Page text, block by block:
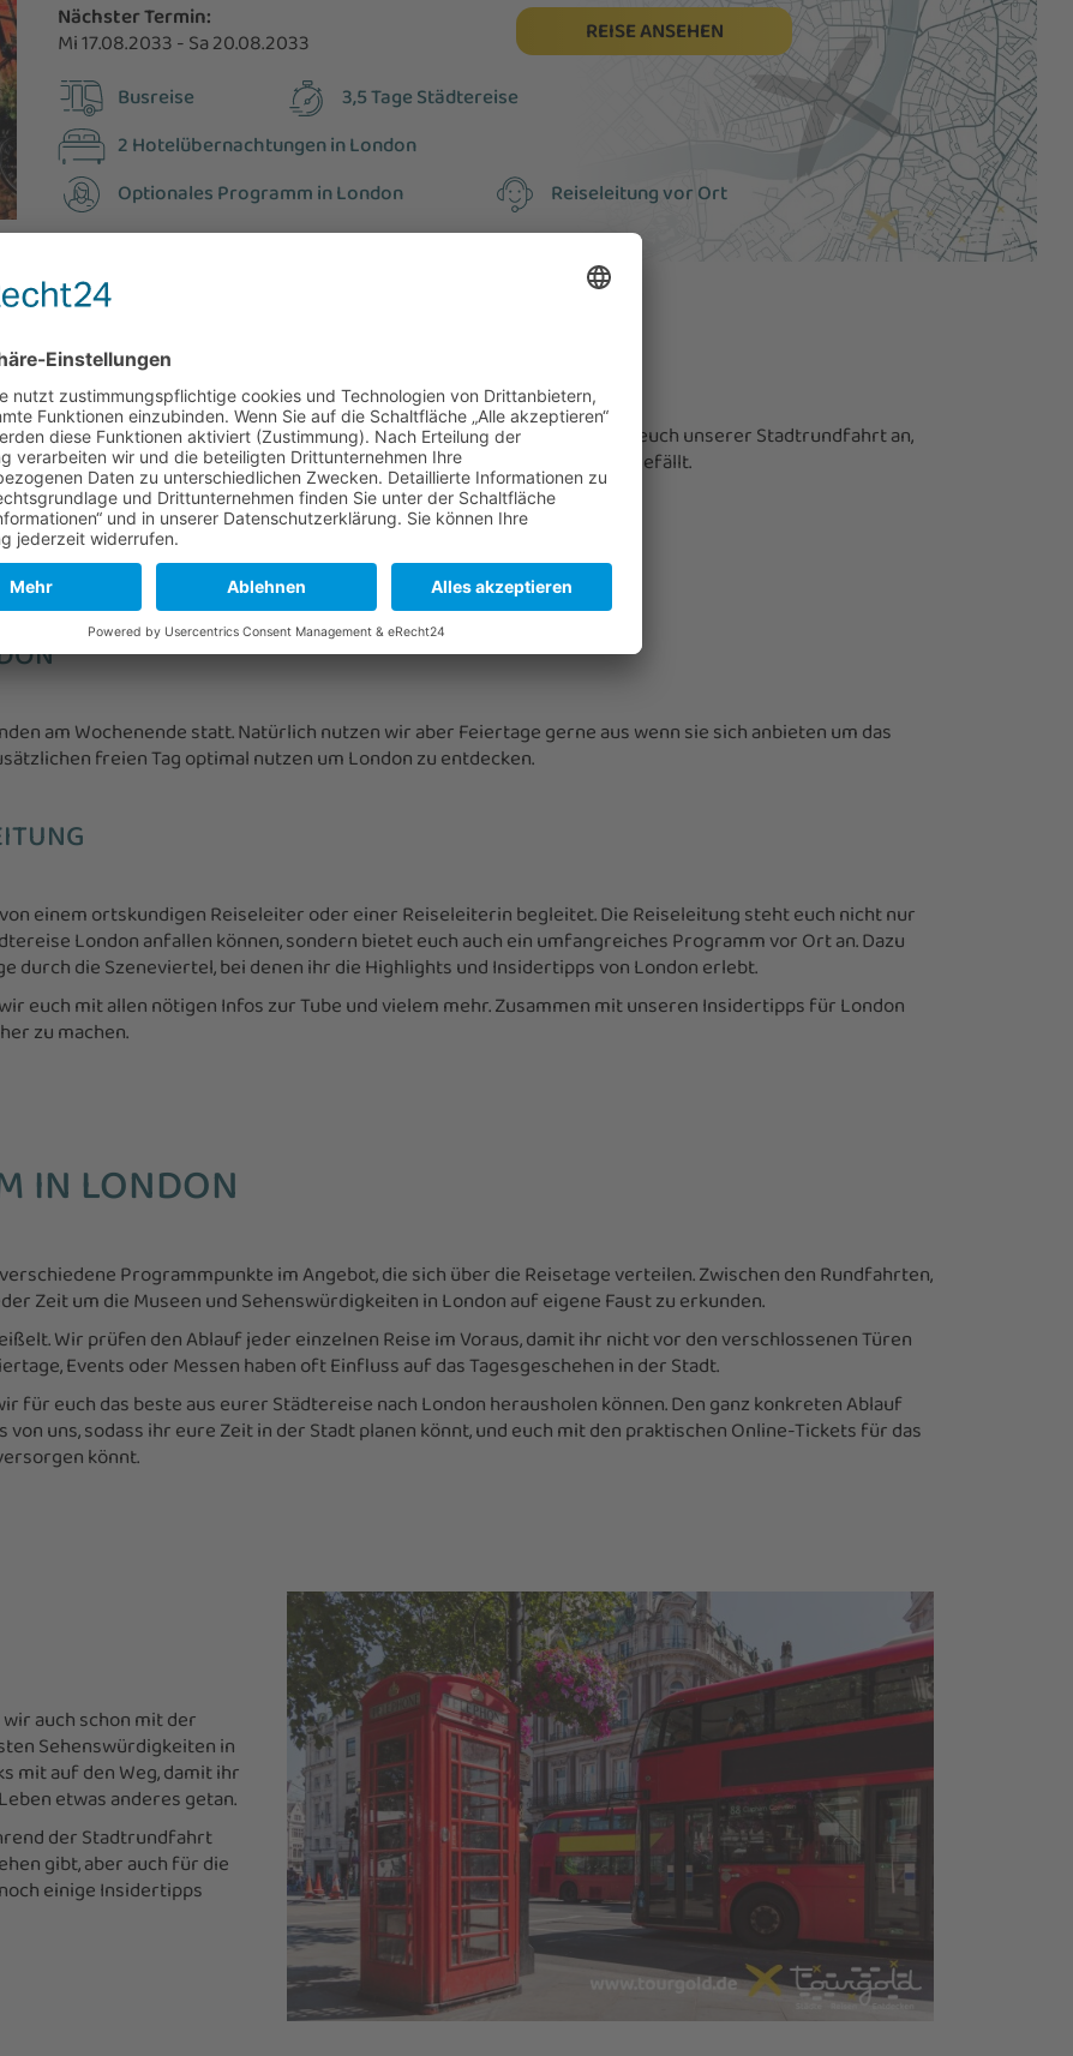
Nächster Termin:
Mi 17.08.2033 - Sa 20.08.2033
REISE ANSEHEN
Busreise
3,5 Tage Städtereise
2 Hotelübernachtungen in London
Optionales Programm in London
Reiseleitung vor Ort
London für euch ein abwechslungsreiches Programm in petto. Schließt euch unserer Stadtrundfahrt an,
Aus unserem Angebot könnt ihr euch flexibel rauspicken was euch gefällt.
vor eurem Reisetermin bucht, schenken wir euch die Stadtrunfahrt.
am Wochenende statt. Natürlich nutzen wir aber Feiertage gerne aus wenn sie sich anbieten um das
freien Tag optimal nutzen um London zu entdecken.
einem ortskundigen Reiseleiter oder einer Reiseleiterin begleitet. Die Reiseleitung steht euch nicht nur
London anfallen können, sondern bietet euch auch ein umfangreiches Programm vor Ort an. Dazu
durch die Szeneviertel, bei denen ihr die Highlights und Insidertipps von London erlebt.
euch mit allen nötigen Infos zur Tube und vielem mehr. Zusammen mit unseren Insidertipps für London
zu machen.
IN LONDON
Programmpunkte im Angebot, die sich über die Reisetage verteilen. Zwischen den Rundfahrten,
Zeit um die Museen und Sehenswürdigkeiten in London auf eigene Faust zu erkunden.
Wir prüfen den Ablauf jeder einzelnen Reise im Voraus, damit ihr nicht vor den verschlossenen Türen
Events oder Messen haben oft Einfluss auf das Tagesgeschehen in der Stadt.
für euch das beste aus eurer Städtereise nach London herausholen können. Den ganz konkreten Ablauf
uns, sodass ihr eure Zeit in der Stadt planen könnt, und euch mit den praktischen Online-Tickets für das
könnt.
auch schon mit der
Sehenswürdigkeiten in
mit auf den Weg, damit ihr
etwas anderes getan.
der Stadtrundfahrt
gibt, aber auch für die
einige Insidertipps